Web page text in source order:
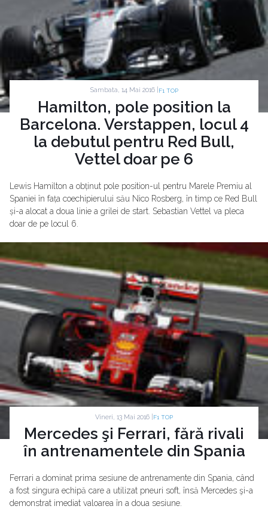
Sambata, 14 Mai 2016 | F1 TOP
Hamilton, pole position la
Barcelona. Verstappen, locul 4
la debutul pentru Red Bull,
Vettel doar pe 6
Lewis Hamilton a obținut pole position-ul pentru Marele Premiu al
Spaniei în fața coechipierului său Nico Rosberg, în timp ce Red Bull
și-a alocat a doua linie a grilei de start. Sebastian Vettel va pleca
doar de pe locul 6.
Vineri, 13 Mai 2016 | F1 TOP
Mercedes şi Ferrari, fără rivali
în antrenamentele din Spania
Ferrari a dominat prima sesiune de antrenamente din Spania, când
a fost singura echipă care a utilizat pneuri soft, însă Mercedes şi-a
demonstrat imediat valoarea în a doua sesiune.